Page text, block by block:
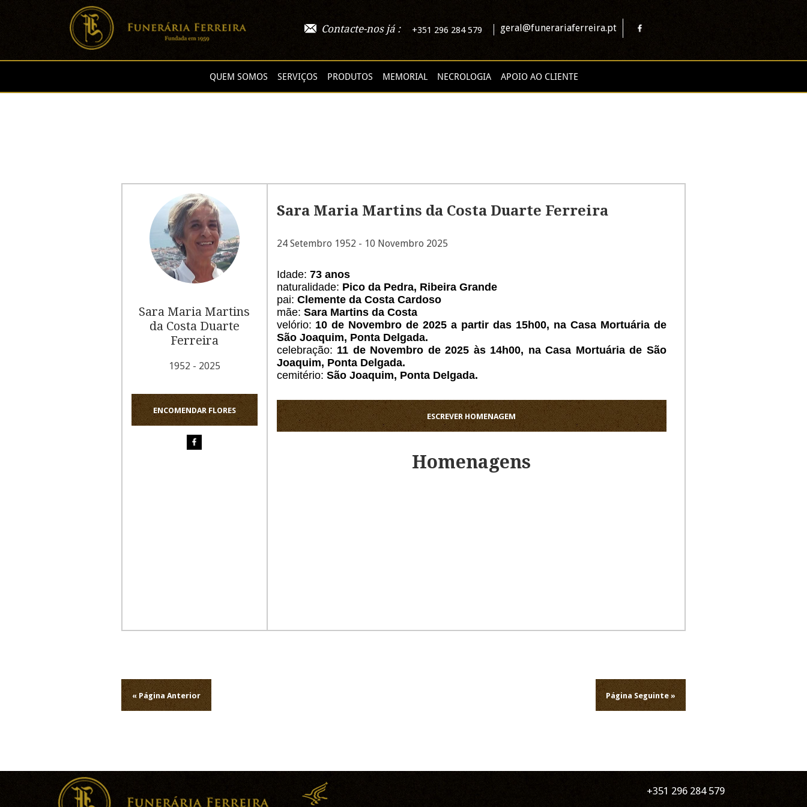
Contacte-nos já : +351 296 284 579 geral@funerariaferreira.pt
QUEM SOMOS SERVIÇOS PRODUTOS MEMORIAL NECROLOGIA APOIO AO CLIENTE
Sara Maria Martins
da Costa Duarte
Ferreira
1952 - 2025
ENCOMENDAR FLORES
Sara Maria Martins da Costa Duarte Ferreira
24 Setembro 1952 - 10 Novembro 2025
Idade: 73 anos
naturalidade: Pico da Pedra, Ribeira Grande
pai: Clemente da Costa Cardoso
mãe: Sara Martins da Costa
velório: 10 de Novembro de 2025 a partir das 15h00, na Casa Mortuária de
São Joaquim, Ponta Delgada.
celebração: 11 de Novembro de 2025 às 14h00, na Casa Mortuária de São
Joaquim, Ponta Delgada.
cemitério: São Joaquim, Ponta Delgada.
ESCREVER HOMENAGEM
Homenagens
de
artigos
Página Seguinte »
« Página Anterior
+351 296 284 579